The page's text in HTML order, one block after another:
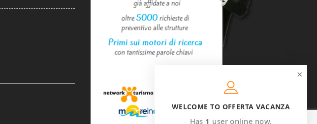
×
WELCOME TO OFFERTA VACANZA
Has 1 user online now.